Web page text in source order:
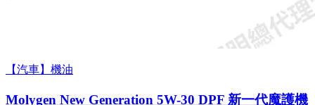
【汽車】機油
Molygen New Gener­a­tion 5W-30 DPF 新一代魔護機